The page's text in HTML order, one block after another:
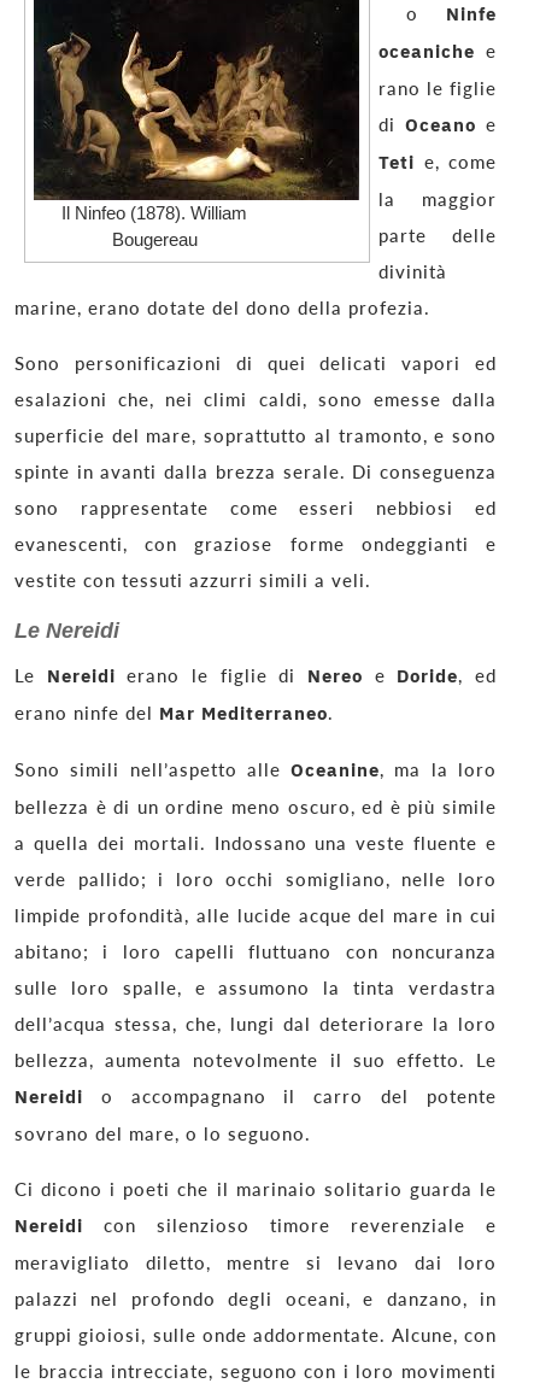
Il Ninfeo (1878). William
Bougereau
o Ninfe
oceaniche e
rano le figlie
di Oceano e
Teti e, come
la maggior
parte delle
divinità
marine, erano dotate del dono della profezia.
Sono personificazioni di quei delicati vapori ed
esalazioni che, nei climi caldi, sono emesse dalla
superficie del mare, soprattutto al tramonto, e sono
spinte in avanti dalla brezza serale. Di conseguenza
sono rappresentate come esseri nebbiosi ed
evanescenti, con graziose forme ondeggianti e
vestite con tessuti azzurri simili a veli.
Le Nereidi
Le Nereidi erano le figlie di Nereo e Doride, ed
erano ninfe del Mar Mediterraneo.
Sono simili nell’aspetto alleOceanine, ma la loro
bellezza è di un ordine meno oscuro, ed è più simile
a quella dei mortali. Indossano una veste fluente e
verde pallido; i loro occhi somigliano, nelle loro
limpide profondità, alle lucide acque del mare in cui
abitano; i loro capelli fluttuano con noncuranza
sulle loro spalle, e assumono la tinta verdastra
dell’acqua stessa, che, lungi dal deteriorare la loro
bellezza, aumenta notevolmente il suo effetto. Le
Nereidi o accompagnano il carro del potente
sovrano del mare, o lo seguono.
Ci dicono i poeti che il marinaio solitario guarda le
Nereidi con silenzioso timore reverenziale e
meravigliato diletto, mentre si levano dai loro
palazzi nel profondo degli oceani, e danzano, in
gruppi gioiosi, sulle onde addormentate. Alcune, con
le braccia intrecciate, seguono con i loro movimenti